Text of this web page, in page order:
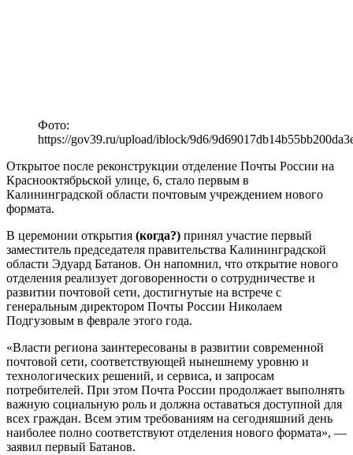
Фото:
https://gov39.ru/upload/iblock/9d6/
Открытое после реконструкции отделение Почты России на
Краснооктябрьской улице, 6, стало первым в
Калининградской области почтовым учреждением нового
формата.
В церемонии открытия (когда?) принял участие первый
заместитель председателя правительства Калининградской
области Эдуард Батанов. Он напомнил, что открытие нового
отделения реализует договоренности о сотрудничестве и
развитии почтовой сети, достигнутые на встрече с
генеральным директором Почты России Николаем
Подгузовым в феврале этого года.
«Власти региона заинтересованы в развитии современной
почтовой сети, соответствующей нынешнему уровню и
технологических решений, и сервиса, и запросам
потребителей. При этом Почта России продолжает выполнять
важную социальную роль и должна оставаться доступной для
всех граждан. Всем этим требованиям на сегодняшний день
наиболее полно соответствуют отделения нового формата», —
заявил первый Батанов.